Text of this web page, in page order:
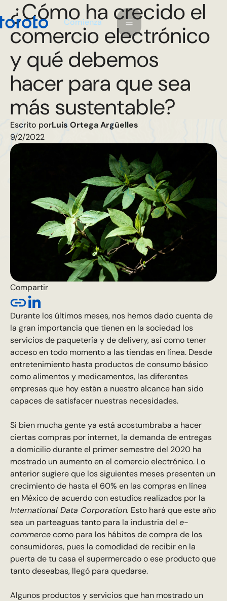
Comienza
¿Cómo ha crecido el
comercio electrónico
y qué debemos
hacer para que sea
más sustentable?
Escrito porLuis Ortega Argüelles
9/2/2022
Compartir
Durante los últimos meses, nos hemos dado cuenta de
la gran importancia que tienen en la sociedad los
servicios de paquetería y de delivery, así como tener
acceso en todo momento a las tiendas en línea. Desde
entretenimiento hasta productos de consumo básico
como alimentos y medicamentos, las diferentes
empresas que hoy están a nuestro alcance han sido
capaces de satisfacer nuestras necesidades.
Si bien mucha gente ya está acostumbraba a hacer
ciertas compras por internet, la demanda de entregas
a domicilio durante el primer semestre del 2020 ha
mostrado un aumento en el comercio electrónico. Lo
anterior sugiere que los siguientes meses presenten un
crecimiento de hasta el 60% en las compras en línea
en México de acuerdo con estudios realizados por la
International Data Corporation. Esto hará que este año
sea un parteaguas tanto para la industria del e-
commercecomo para los hábitos de compra de los
consumidores, pues la comodidad de recibir en la
puerta de tu casa el supermercado o ese producto que
tanto deseabas, llegó para quedarse.
Algunos productos y servicios que han mostrado un